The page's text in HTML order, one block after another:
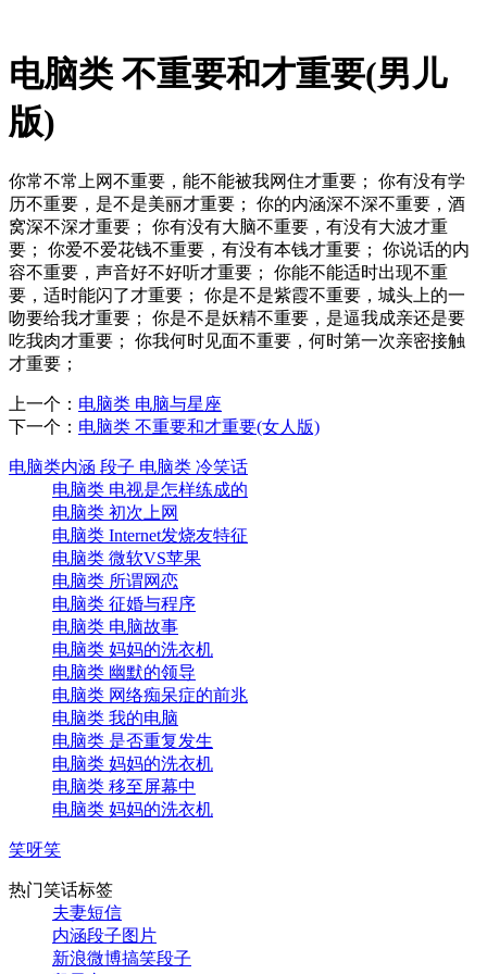
电脑类 不重要和才重要(男儿
版)
你常不常上网不重要，能不能被我网住才重要； 你有没有学
历不重要，是不是美丽才重要； 你的内涵深不深不重要，酒
窝深不深才重要； 你有没有大脑不重要，有没有大波才重
要； 你爱不爱花钱不重要，有没有本钱才重要； 你说话的内
容不重要，声音好不好听才重要； 你能不能适时出现不重
要，适时能闪了才重要； 你是不是紫霞不重要，城头上的一
吻要给我才重要； 你是不是妖精不重要，是逼我成亲还是要
吃我肉才重要； 你我何时见面不重要，何时第一次亲密接触
才重要；
上一个： 电脑类 电脑与星座
下一个： 电脑类 不重要和才重要(女人版)
电脑类内涵 段子 电脑类 冷笑话
电脑类 电视是怎样练成的
电脑类 初次上网
电脑类 Internet发烧友特征
电脑类 微软VS苹果
电脑类 所谓网恋
电脑类 征婚与程序
电脑类 电脑故事
电脑类 妈妈的洗衣机
电脑类 幽默的领导
电脑类 网络痴呆症的前兆
电脑类 我的电脑
电脑类 是否重复发生
电脑类 妈妈的洗衣机
电脑类 移至屏幕中
电脑类 妈妈的洗衣机
笑呀笑
热门笑话标签
夫妻短信
内涵段子图片
新浪微博搞笑段子